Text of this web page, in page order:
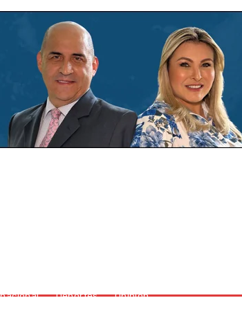
Deportes Opinión